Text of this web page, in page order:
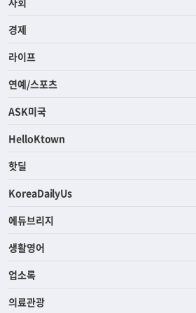
경제
라이프
연예/스포츠
ASK미국
HelloKtown
핫딜
KoreaDailyUs
에듀브리지
생활영어
업소록
의료관광